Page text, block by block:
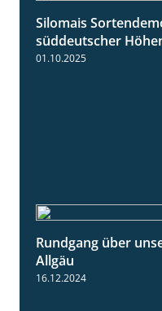
Silomais
süddeutscher
01.10.2025
Rundgang über
Allgäu
16.12.2024